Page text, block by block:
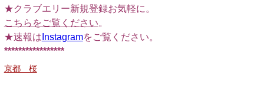
★クラブエリー新規登録お気軽に。
こちらをご覧ください。
★速報は Instagramをご覧ください。
*****************
京都 桜